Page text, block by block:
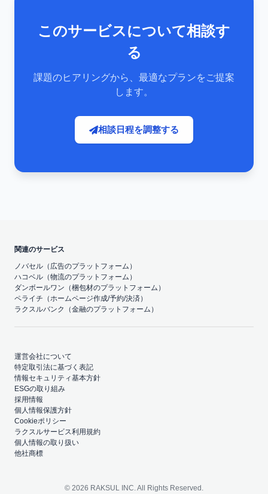
このサービスについて相談す
る
課題のヒアリングから、最適なプランをご提案
します。
相談日程を調整する
関連のサービス
ノバセル（広告のプラットフォーム）
ハコベル（物流のプラットフォーム）
ダンボールワン（梱包材のプラットフォーム）
ペライチ（ホームページ作成/予約/決済）
ラクスルバンク（金融のプラットフォーム）
運営会社について
特定取引法に基づく表記
情報セキュリティ基本方針
ESGの取り組み
採用情報
個人情報保護方針
Cookieポリシー
ラクスルサービス利用規約
個人情報の取り扱い
他社商標
© 2026 RAKSUL INC. All Rights Reserved.